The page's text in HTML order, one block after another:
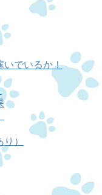
いでいるか！
）